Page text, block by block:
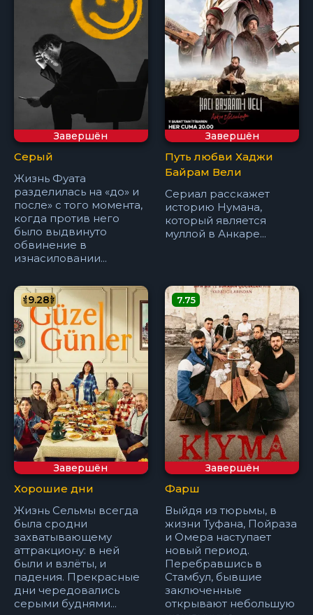
Завершён
Серый
Жизнь Фуата
разделилась на «до» и
после» с того момента,
когда против него
было выдвинуто
обвинение в
изнасиловании...
Завершён
Путь любви Хаджи
Байрам Вели
Сериал расскажет
историю Нумана,
который является
муллой в Анкаре...
Завершён
9.28
Хорошие дни
Жизнь Сельмы всегда
была сродни
захватывающему
аттракциону: в ней
были и взлёты, и
падения. Прекрасные
дни чередовались
серыми буднями...
Завершён
7.75
Фарш
Выйдя из тюрьмы, в
жизни Туфана, Пойраза
и Омера наступает
новый период.
Перебравшись в
Стамбул, бывшие
заключенные
открывают небольшую